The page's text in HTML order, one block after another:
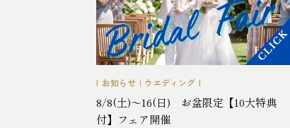
お知らせ | ウエディング
8/8(土)～16(日) お盆限定【10大特典
付】フェア開催